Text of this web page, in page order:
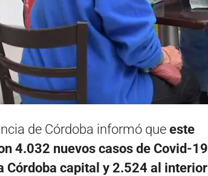
de Córdoba informó que este
4.032 nuevos casos de Covid-19
Córdoba capital y 2.524 al interior